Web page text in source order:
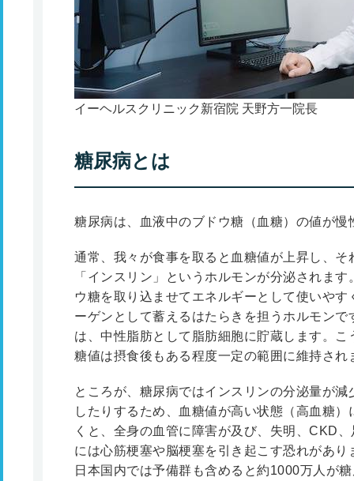
イーヘルスクリニック新宿院 天野方一院長
糖尿病とは
糖尿病は、血液中のブドウ糖（血糖）の値が
通常、我々が食事を取ると血糖値が上昇し、
「インスリン」というホルモンが分泌されま
ウ糖を取り込ませてエネルギーとして使いや
ーゲンとして蓄えるはたらきを担うホルモン
は、中性脂肪として脂肪細胞に貯蔵します。
糖値は摂食後もある程度一定の範囲に維持され
ところが、糖尿病ではインスリンの分泌量が
したりするため、血糖値が高い状態（高血糖
くと、全身の血管に障害が及び、失明、CKD
には心筋梗塞や脳梗塞を引き起こす恐れがあり
日本国内では予備群も含めると約1000万人が